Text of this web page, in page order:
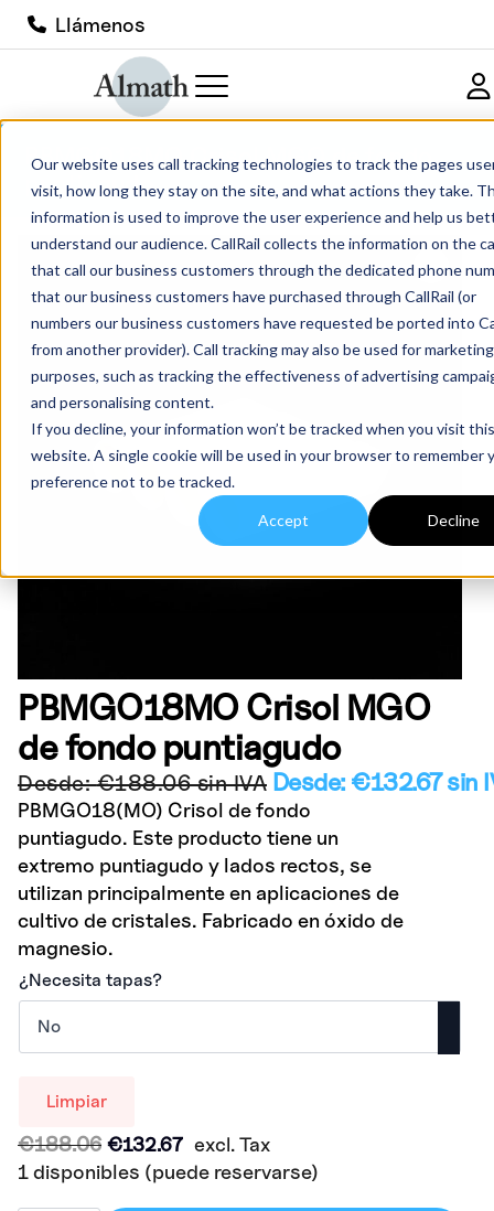
Our website uses call tracking technologies to track the pages
visit, how long they stay on the site, and what actions they take.
information is used to improve the user experience and help us
understand our audience. CallRail collects the information on the
that call our business customers through the dedicated phone
that our business customers have purchased through CallRail (or
numbers our business customers have requested be ported into
from another provider). Call tracking may also be used for marketing
purposes, such as tracking the effectiveness of advertising
and personalising content.
If you decline, your information won’t be tracked when you visit this
website. A single cookie will be used in your browser to remember
preference not to be tracked.
Accept Decline
Llámenos
PBMGO18MO Crisol MGO de fondo
puntiagudo
PBMGO18MO Crisol MGO
de fondo puntiagudo
Desde:€188.06sin IVA Desde: €132.67sin
PBMGO18(MO) Crisol de fondo
puntiagudo. Este producto tiene un
extremo puntiagudo y lados rectos, se
utilizan principalmente en aplicaciones de
cultivo de cristales. Fabricado en óxido de
magnesio.
¿Necesita tapas?
Limpiar
€188.06 El
precio
€132.67El
precio
excl. Tax
1 disponibles (puede reservarse)